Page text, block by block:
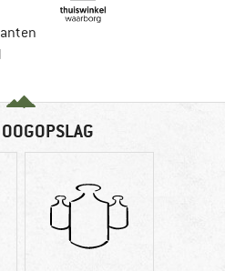
de betalingsinformatie hier!